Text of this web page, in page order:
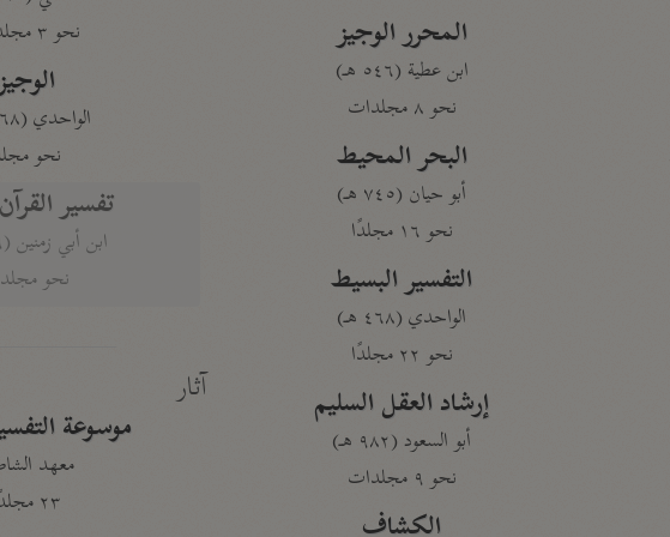
المحرر الوجيز
ابن عطية (٥٤٦ هـ)
نحو ٨ مجلدات
البحر المحيط
أبو حيان (٧٤٥ هـ)
نحو ١٦ مجلدًا
التفسير البسيط
الواحدي (٤٦٨ هـ)
نحو ٢٢ مجلدًا
إرشاد العقل السليم
أبو السعود (٩٨٢ هـ)
نحو ٩ مجلدات
نحو ٣ مجلدات
الواحدي (٤٦٨ هـ)
نحو
تفسير
ابن أبي زمنين (٣٩٩ هـ)
نحو
آثار
موسوعة
معهد
٢٣ مجلدًا